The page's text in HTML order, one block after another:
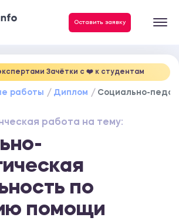
Оставить заявку
Зачётки c ❤️ к студентам
работы Диплом Социально-
работа на тему:
по
помощи